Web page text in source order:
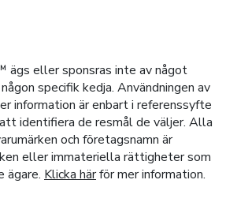
ägs eller sponsras inte av något
specifik kedja. Användningen av
information är enbart i referenssyfte
identifiera de resmål de väljer. Alla
och företagsnamn är
eller immateriella rättigheter som
ägare. Klicka härför mer information.